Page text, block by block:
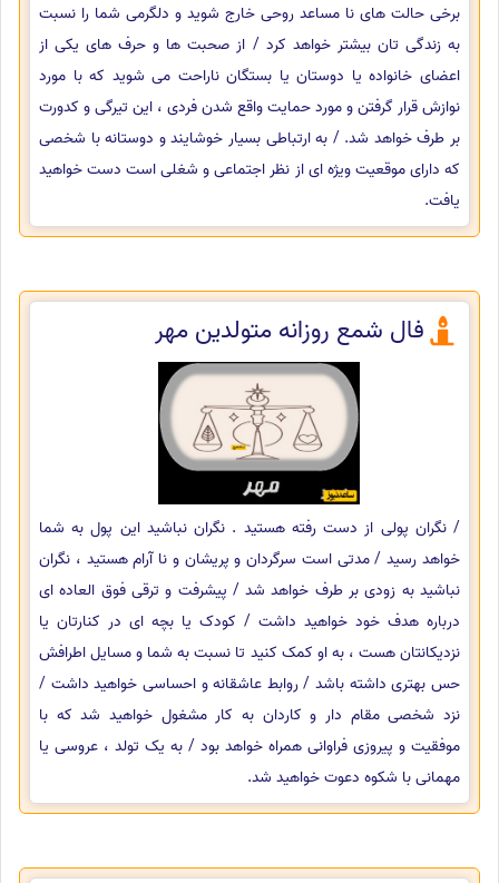
برخی حالت های نا مساعد روحی خارج شوید و دلگرمی شما را نسبت
به زندگی تان بیشتر خواهد کرد / از صحبت ها و حرف های یکی از
اعضای خانواده یا دوستان یا بستگان ناراحت می شوید که با مورد
نوازش قرار گرفتن و مورد حمایت واقع شدن فردی ، این تیرگی و کدورت
بر طرف خواهد شد. / به ارتباطی بسیار خوشایند و دوستانه با شخصی
که دارای موقعیت ویژه ای از نظر اجتماعی و شغلی است دست خواهید
یافت.
فال شمع روزانه متولدین مهر
/ نگران پولی از دست رفته هستید . نگران نباشید این پول به شما
خواهد رسید / مدتی است سرگردان و پریشان و نا آرام هستید ، نگران
نباشید به زودی بر طرف خواهد شد / پیشرفت و ترقی فوق العاده ای
درباره هدف خود خواهید داشت / کودک یا بچه ای در کنارتان یا
نزدیکانتان هست ، به او کمک کنید تا نسبت به شما و مسایل اطرافش
حس بهتری داشته باشد / روابط عاشقانه و احساسی خواهید داشت /
نزد شخصی مقام دار و کاردان به کار مشغول خواهید شد که با
موفقیت و پیروزی فراوانی همراه خواهد بود / به یک تولد ، عروسی یا
مهمانی با شکوه دعوت خواهید شد.